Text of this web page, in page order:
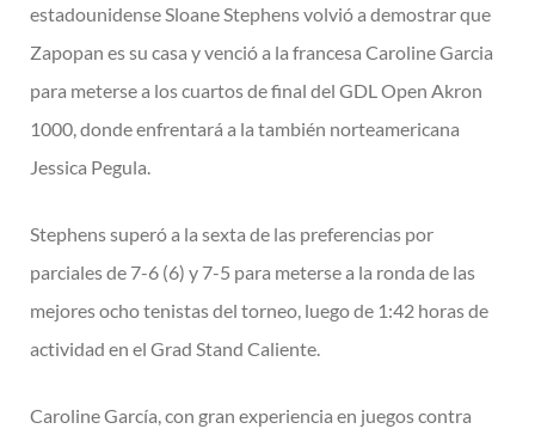
estadounidense Sloane Stephens volvió a demostrar que
Zapopan es su casa y venció a la francesa Caroline Garcia
para meterse a los cuartos de final del GDL Open Akron
1000, donde enfrentará a la también norteamericana
Jessica Pegula.
Stephens superó a la sexta de las preferencias por
parciales de 7-6 (6) y 7-5 para meterse a la ronda de las
mejores ocho tenistas del torneo, luego de 1:42 horas de
actividad en el Grad Stand Caliente.
Caroline García, con gran experiencia en juegos contra